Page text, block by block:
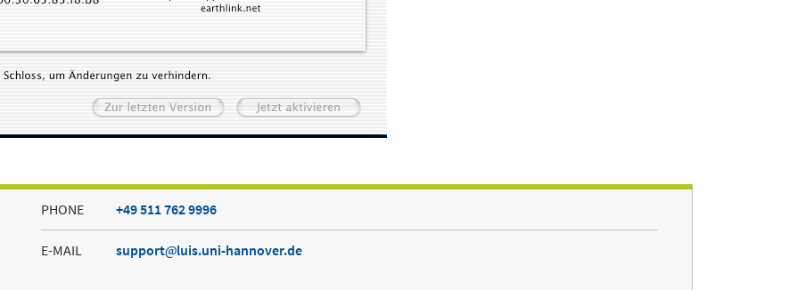
PHONE +49 511 762 9996
E-MAIL support luis.uni-hannover.de